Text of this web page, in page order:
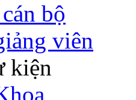
bộ
viên
kiện